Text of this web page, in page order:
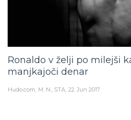
Ronaldo v želji po milejši
manjkajoči denar
Hudo.com M. N., STA 22. Jun 2017